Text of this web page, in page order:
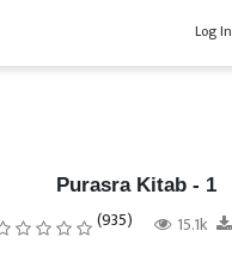
Log In
Purasra Kitab - 1
(935) 15.1k